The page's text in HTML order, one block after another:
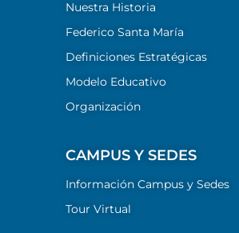
Nuestra Historia
Federico Santa María
Definiciones Estratégicas
Modelo Educativo
Organización
CAMPUS Y SEDES
Información Campus y Sedes
Tour Virtual